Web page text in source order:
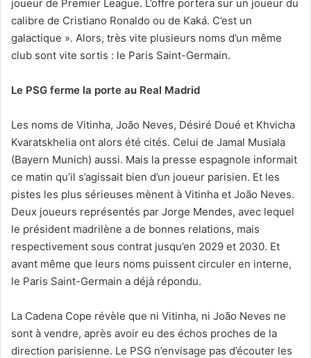
joueur de Premier League. L’offre portera sur un joueur du
calibre de Cristiano Ronaldo ou de Kaká. C’est un
galactique ». Alors, très vite plusieurs noms d’un même
club sont vite sortis : le Paris Saint-Germain.
Le PSG ferme la porte au Real Madrid
Les noms de Vitinha, João Neves, Désiré Doué et Khvicha
Kvaratskhelia ont alors été cités. Celui de Jamal Musiala
(Bayern Munich) aussi. Mais la presse espagnole informait
ce matin qu’il s’agissait bien d’un joueur parisien. Et les
pistes les plus sérieuses mènent à Vitinha et João Neves.
Deux joueurs représentés par Jorge Mendes, avec lequel
le président madrilène a de bonnes relations, mais
respectivement sous contrat jusqu’en 2029 et 2030. Et
avant même que leurs noms puissent circuler en interne,
le Paris Saint-Germain a déjà répondu.
La Cadena Cope révèle que ni Vitinha, ni João Neves ne
sont à vendre, après avoir eu des échos proches de la
direction parisienne. Le PSG n’envisage pas d’écouter les